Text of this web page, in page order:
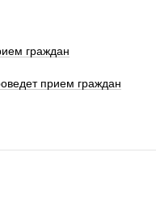
граждан
прием граждан